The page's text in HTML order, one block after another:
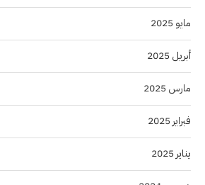
مايو 2025
أبريل 2025
مارس 2025
فبراير 2025
يناير 2025